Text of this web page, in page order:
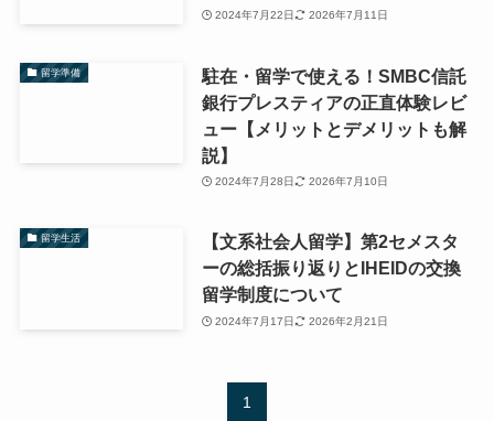
2024年7月22日 2026年7月11日
留学準備
駐在・留学で使える！SMBC信託
銀行プレスティアの正直体験レビ
ュー【メリットとデメリットも解
説】
2024年7月28日 2026年7月10日
留学生活
【文系社会人留学】第2セメスタ
ーの総括振り返りとIHEIDの交換
留学制度について
2024年7月17日 2026年2月21日
1